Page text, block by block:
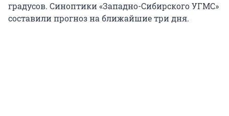
градусов. Синоптики «Западно-Сибирского УГМС»
составили прогноз на ближайшие три дня.